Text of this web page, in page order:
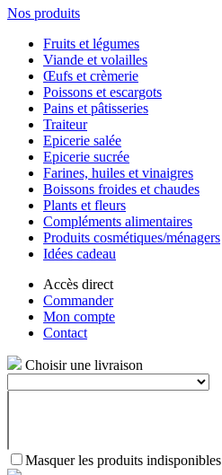
Nos produits
Fruits et légumes
Viande et volailles
Œufs et crèmerie
Poissons et escargots
Pains et pâtisseries
Traiteur
Epicerie salée
Epicerie sucrée
Farines, huiles et vinaigres
Boissons froides et chaudes
Plants et fleurs
Compléments alimentaires
Produits cosmétiques/ménagers
Idées cadeau
Accès direct
Commander
Mon compte
Contact
Choisir une livraison
Masquer les produits indisponibles